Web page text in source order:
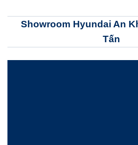
Showroom Hyundai An
Tấn